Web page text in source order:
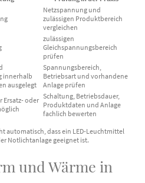
Netzspannung und
zulässigen Produktbereich
vergleichen
zulässigen
Gleichspannungsbereich
prüfen
innerhalb
ausgelegt
Spannungsbereich,
Betriebsart und vorhandene
Anlage prüfen
Ersatz- oder Schaltung, Betriebsdauer,
Produktdaten und Anlage
fachlich bewerten
automatisch, dass ein LED-Leuchtmittel
Notlichtanlage geeignet ist.
und Wärme in